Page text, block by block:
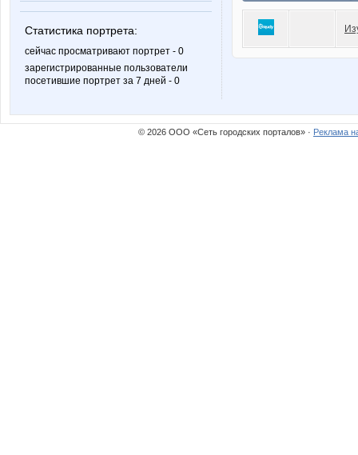
Статистика портрета:
сейчас просматривают портрет - 0
зарегистрированные пользователи
посетившие портрет за 7 дней - 0
© 2026 ООО «Сеть городских порталов» · Реклама